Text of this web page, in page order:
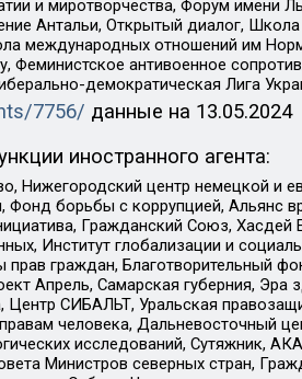
и миротворчества, Форум имени
Антальи, Открытый диалог,
международных отношений им
антивоенное
демократическая Лига
7756/ данные на 13.05.2024
иностранного агента:
Нижегородский центр немецкой и
Фонд борьбы с коррупцией,
Гражданский Союз,
Институт глобализации и
граждан, Благотворительный
Апрель, Самарская губерния,
СИБАЛЬТ, Уральская
человека, Дальневосточный
исследований,
Министров северных стран,